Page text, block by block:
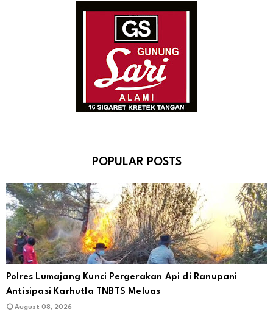
POPULAR POSTS
Polres Lumajang Kunci Pergerakan Api di Ranupani
Antisipasi Karhutla TNBTS Meluas
August 08, 2026